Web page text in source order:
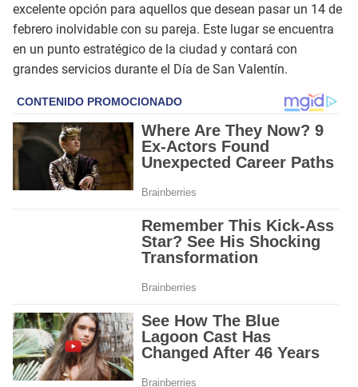
excelente opción para aquellos que desean pasar un 14 de
febrero inolvidable con su pareja. Este lugar se encuentra
en un punto estratégico de la ciudad y contará con
grandes servicios durante el Día de San Valentín.